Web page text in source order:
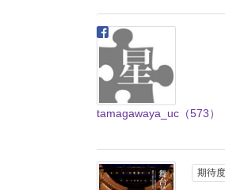
tamagawaya_uc（573）
期待度